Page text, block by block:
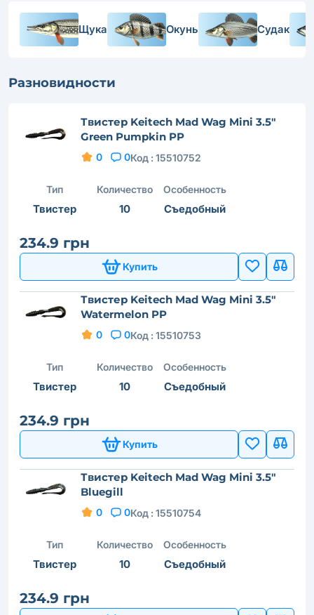
Щука Окунь Судак
Разновидности
Твистер Keitech Mad Wag Mini 3.5"
Green Pumpkin PP
0 0Код : 15510752
Тип
Твистер
Количество
10
Особенность
Съедобный
234.9 грн
Купить
Твистер Keitech Mad Wag Mini 3.5"
Watermelon PP
0 0Код : 15510753
Тип
Твистер
Количество
10
Особенность
Съедобный
234.9 грн
Купить
Твистер Keitech Mad Wag Mini 3.5"
Bluegill
0 0Код : 15510754
Тип
Твистер
Количество
10
Особенность
Съедобный
234.9 грн